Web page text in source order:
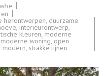
herontwerpen, duurzame
, interieurontwerp,
kleuren, moderne
moderne woning, open
modern, strakke lijnen